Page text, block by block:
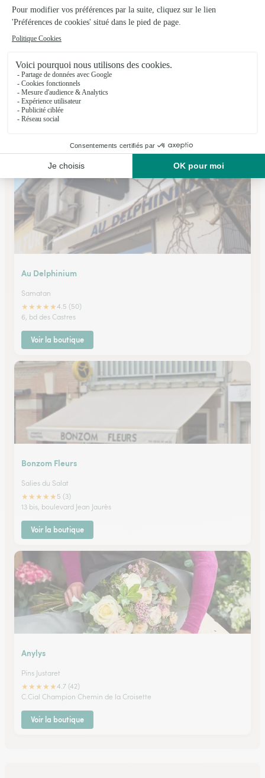
Rustica Flor
Muret
★★★ ★★4.8 (93)
Voir la boutique
Au Delphinium
Samatan
★★★★★4.5 (50)
6, bd des Castres
Voir la boutique
Bonzom Fleurs
Salies du Salat
★★★★★ 5 (3)
13 bis, boulevard Jean Jaurès
Voir la boutique
Anylys
Pins Justaret
★★★★★4.7 (42)
C.Cial Champion Chemin de la Croisette
Voir la boutique